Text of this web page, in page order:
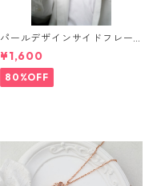
パールデザインサイドフレー
ムサングラス（Brown）** Sin
Sin*
¥1,600
80%OFF